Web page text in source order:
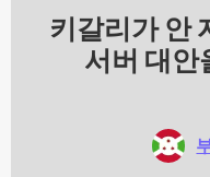
키갈리가 안
서버 대안